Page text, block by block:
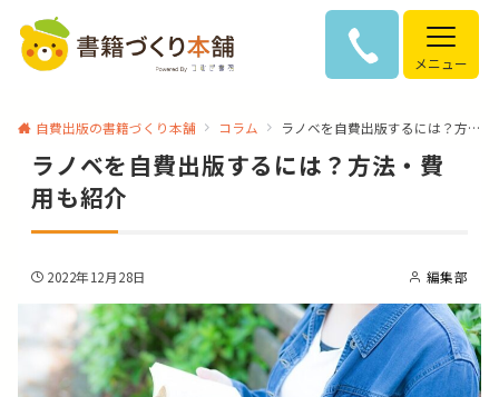
メニュー
自費出版の書籍づくり本舗 コラム ラノベを自費出版するには？方法・費用も紹介
ラノベを自費出版するには？方法・費
用も紹介
2022年12月28日 編集部